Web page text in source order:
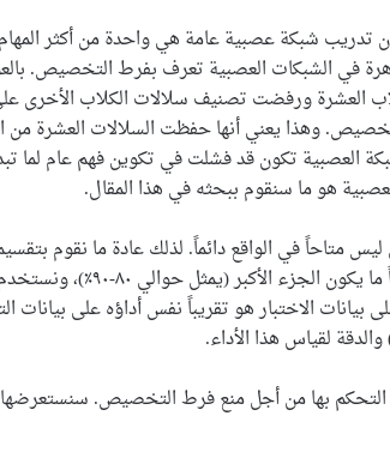
تدريب شبكة عصبية عامة هي واحدة من أكثر
في الشبكات العصبية تعرف بفرط التخصيص.
العشرة ورفضت تصنيف سلالات الكلاب الأخرى
وهذا يعني أنها حفظت السلالات العشرة من
العصبية تكون قد فشلت في تكوين فهم عام لما
هو ما سنقوم ببحثه في هذا المقال.
متاحاً في الواقع دائماً. لذلك عادة ما نقوم
بحيث نستخدم جزء واحد منها لتدريب النموذج، غالباً ما يكون
بيانات الاختبار هو تقريباً نفس أداؤه على بيانات
بها من أجل منع فرط التخصيص. سنستعرضها